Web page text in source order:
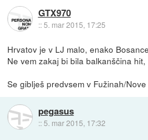
GTX970
::5. mar 2015, 17:25
Hrvatov je v LJ malo, enako
Ne vem zakaj bi bila balkanščina
Se giblješ predvsem v Fužinah/
pegasus
:: 5. mar 2015, 17:32